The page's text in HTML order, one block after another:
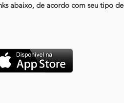
abaixo, de acordo com seu tipo de